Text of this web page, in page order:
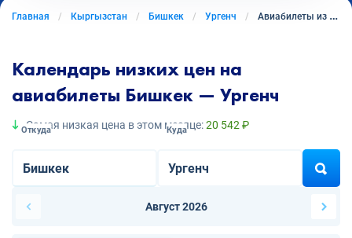
Главная Кыргызстан Бишкек Ургенч Авиабилеты из Бишкека в Ургенч
Календарь низких цен на
авиабилеты Бишкек — Ургенч
Самая низкая цена в этом месяце:20 542 ₽
Откуда Куда
Август 2026